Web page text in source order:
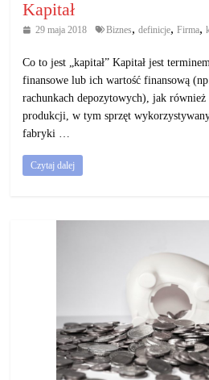
Kapitał
29 maja 2018 Biznes, definicje, Firma,
Co to jest „kapitał” Kapitał jest
finansowe lub ich wartość finansową
rachunkach depozytowych), jak również
produkcji, w tym sprzęt
fabryki …
Czytaj dalej